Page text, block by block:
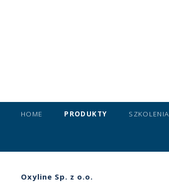
HOME PRODUKTY SZKOLENIA
Oxyline Sp. z o.o.